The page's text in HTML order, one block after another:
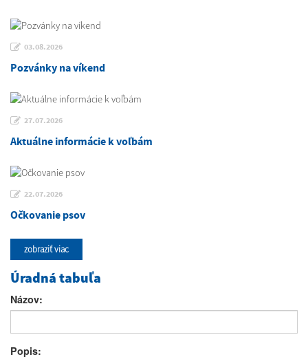
03.08.2026
Pozvánky na víkend
27.07.2026
Aktuálne informácie k voľbám
22.07.2026
Očkovanie psov
zobraziť viac
Úradná tabuľa
Názov:
Popis: